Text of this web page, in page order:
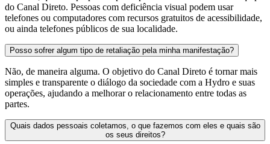
do Canal Direto. Pessoas com deficiência visual podem usar
telefones ou computadores com recursos gratuitos de acessibilidade,
ou ainda telefones públicos de sua localidade.
Posso sofrer algum tipo de retaliação pela minha manifestação?
Não, de maneira alguma. O objetivo do Canal Direto é tornar mais
simples e transparente o diálogo da sociedade com a Hydro e suas
operações, ajudando a melhorar o relacionamento entre todas as
partes.
Quais dados pessoais coletamos, o que fazemos com eles e quais são
os seus direitos?